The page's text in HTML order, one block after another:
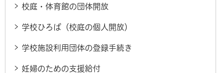
校庭・体育館の団体開放
学校ひろば（校庭の個人開放）
学校施設利用団体の登録手続き
妊婦のための支援給付